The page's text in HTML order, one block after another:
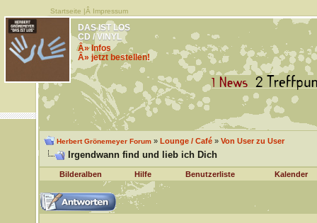
Startseite |Â Impressum
DAS IST LOS
CD / VINYL
Â» Infos
Â» jetzt bestellen!
Herbert Grönemeyer Forum» Lounge / Café» Von User zu User
Irgendwann find und lieb ich Dich
Bilderalben Hilfe Benutzerliste Kalender